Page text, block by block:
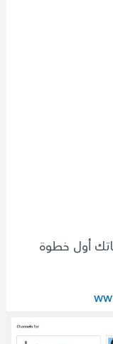
أول خطوة